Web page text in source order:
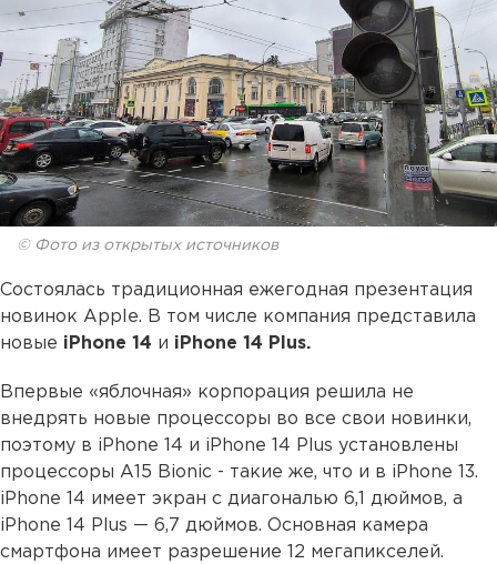
© Фото из открытых источников
Состоялась традиционная ежегодная презентация
новинок Apple. В том числе компания представила
новые iPhone 14 и iPhone 14 Plus.
Впервые «яблочная» корпорация решила не
внедрять новые процессоры во все свои новинки,
поэтому в iPhone 14 и iPhone 14 Plus установлены
процессоры A15 Bionic - такие же, что и в iPhone 13.
iPhone 14 имеет экран с диагональю 6,1 дюймов, а
iPhone 14 Plus — 6,7 дюймов. Основная камера
смартфона имеет разрешение 12 мегапикселей.